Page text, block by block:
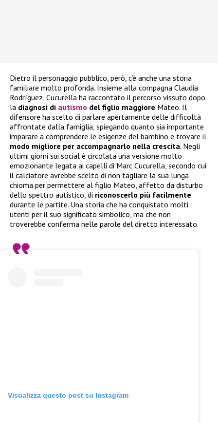
Dietro il personaggio pubblico, però, c’è anche una storia
familiare molto profonda. Insieme alla compagna Claudia
Rodríguez, Cucurella ha raccontato il percorso vissuto dopo
la diagnosi di autismo del figlio maggiore Mateo. Il
difensore ha scelto di parlare apertamente delle difficoltà
affrontate dalla famiglia, spiegando quanto sia importante
imparare a comprendere le esigenze del bambino e trovare il
modo migliore per accompagnarlo nella crescita. Negli
ultimi giorni sui social è circolata una versione molto
emozionante legata ai capelli di Marc Cucurella, secondo cui
il calciatore avrebbe scelto di non tagliare la sua lunga
chioma per permettere al figlio Mateo, affetto da disturbo
dello spettro autistico, di riconoscerlo più facilmente
durante le partite. Una storia che ha conquistato molti
utenti per il suo significato simbolico, ma che non
troverebbe conferma nelle parole del diretto interessato.
Visualizza questo post su Instagram